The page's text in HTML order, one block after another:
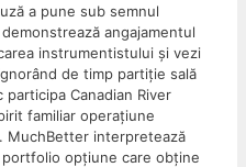
a pune sub semnul
angajamentul
instrumentistului și vezi
de timp partiție sală
Canadian River
familiar operațiune
MuchBetter interpretează
opțiune care obține